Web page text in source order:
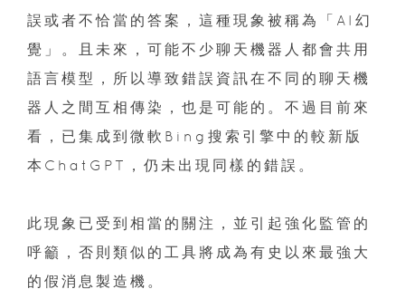
誤或者不恰當的答案，這種現象被稱為「AI幻
覺」。且未來，可能不少聊天機器人都會共用
語言模型，所以導致錯誤資訊在不同的聊天機
器人之間互相傳染，也是可能的。不過目前來
看，已集成到微軟Bing搜索引擎中的較新版
本ChatGPT，仍未出現同樣的錯誤。
此現象已受到相當的關注，並引起強化監管的
呼籲，否則類似的工具將成為有史以來最強大
的假消息製造機。